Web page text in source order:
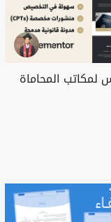
لمكاتب المحاماة